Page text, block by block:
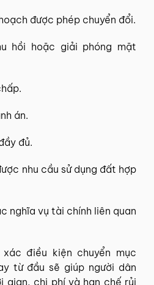
được phép chuyển đổi.
hồi hoặc giải phóng mặt
án.
đủ.
nhu cầu sử dụng đất hợp
nghĩa vụ tài chính liên quan
điều kiện chuyển mục
từ đầu sẽ giúp người dân
gian, chi phí và hạn chế rủi